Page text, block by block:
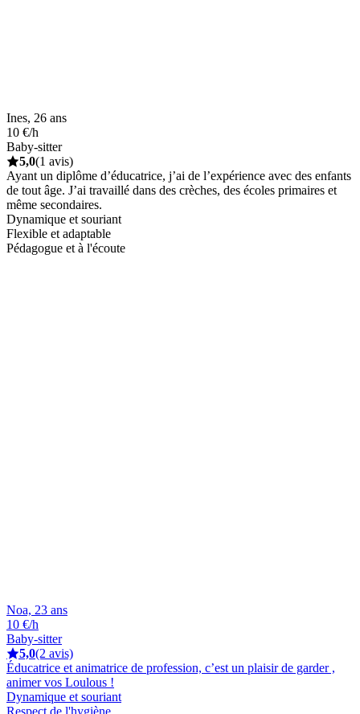
Ines, 26 ans
10 €/h
Baby-sitter
5,0(1 avis)
Ayant un diplôme d’éducatrice, j’ai de l’expérience avec des enfants
de tout âge. J’ai travaillé dans des crèches, des écoles primaires et
même secondaires.
Dynamique et souriant
Flexible et adaptable
Pédagogue et à l'écoute
Noa, 23 ans
10 €/h
Baby-sitter
5,0(2 avis)
Éducatrice et animatrice de profession, c’est un plaisir de garder ,
animer vos Loulous !
Dynamique et souriant
Respect de l'hygiène